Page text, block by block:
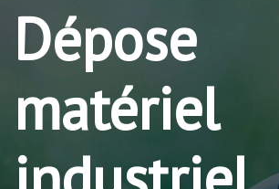
Dépose
matériel